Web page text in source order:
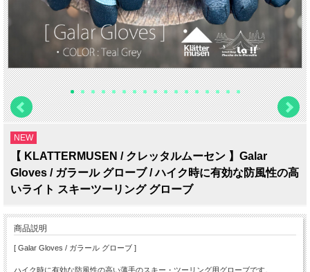
NEW
【 KLATTERMUSEN / クレッタルムーセン 】Galar
Gloves / ガラール グローブ / ハイク時に有効な防風性の高
いライト スキーツーリング グローブ
商品説明
[ Galar Gloves / ガラール グローブ ]
ハイク時に有効な防風性の高い薄手のスキー・ツーリング用グローブです。